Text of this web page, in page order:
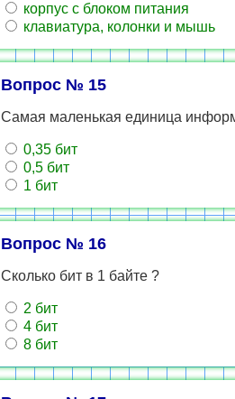
корпус с блоком питания
клавиатура, колонки и мышь
Вопрос № 15
Самая маленькая единица
0,35 бит
0,5 бит
1 бит
Вопрос № 16
Сколько бит в 1 байте ?
2 бит
4 бит
8 бит